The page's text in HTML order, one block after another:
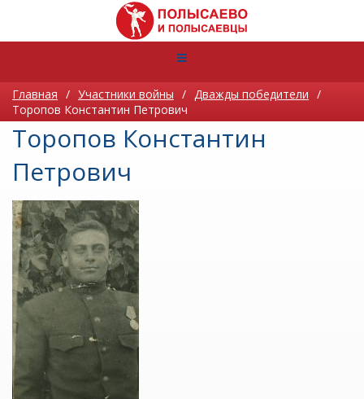
Главная / Участники войны / Дважды победители /
Торопов Константин Петрович
Торопов Константин
Петрович